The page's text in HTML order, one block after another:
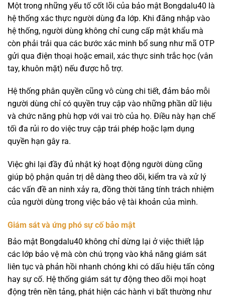
Một trong những yếu tố cốt lõi của bảo mật Bongdalu40 là
hệ thống xác thực người dùng đa lớp. Khi đăng nhập vào
hệ thống, người dùng không chỉ cung cấp mật khẩu mà
còn phải trải qua các bước xác minh bổ sung như mã OTP
gửi qua điện thoại hoặc email, xác thực sinh trắc học (vân
tay, khuôn mặt) nếu được hỗ trợ.
Hệ thống phân quyền cũng vô cùng chi tiết, đảm bảo mỗi
người dùng chỉ có quyền truy cập vào những phần dữ liệu
và chức năng phù hợp với vai trò của họ. Điều này hạn chế
tối đa rủi ro do việc truy cập trái phép hoặc lạm dụng
quyền hạn gây ra.
Việc ghi lại đầy đủ nhật ký hoạt động người dùng cũng
giúp bộ phận quản trị dễ dàng theo dõi, kiểm tra và xử lý
các vấn đề an ninh xảy ra, đồng thời tăng tính trách nhiệm
của người dùng trong việc bảo vệ tài khoản của mình.
Giám sát và ứng phó sự cố bảo mật
Bảo mật Bongdalu40 không chỉ dừng lại ở việc thiết lập
các lớp bảo vệ mà còn chú trọng vào khả năng giám sát
liên tục và phản hồi nhanh chóng khi có dấu hiệu tấn công
hay sự cố. Hệ thống giám sát tự động theo dõi mọi hoạt
động trên nền tảng, phát hiện các hành vi bất thường như